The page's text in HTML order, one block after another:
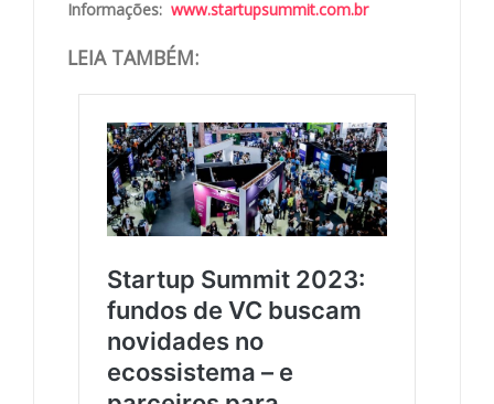
Informações: www.startupsummit.com.br
LEIA TAMBÉM: